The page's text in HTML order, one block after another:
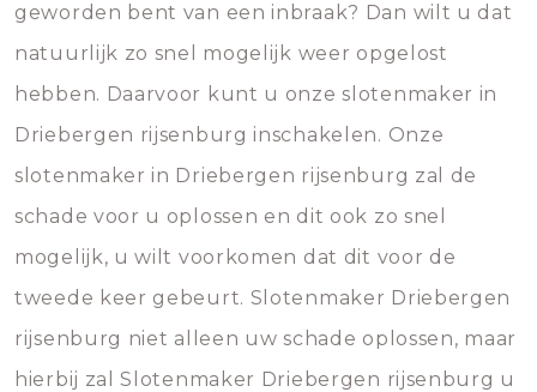
geworden bent van een inbraak? Dan wilt u dat
natuurlijk zo snel mogelijk weer opgelost
hebben. Daarvoor kunt u onze slotenmaker in
Driebergen rijsenburg inschakelen. Onze
slotenmaker in Driebergen rijsenburg zal de
schade voor u oplossen en dit ook zo snel
mogelijk, u wilt voorkomen dat dit voor de
tweede keer gebeurt. Slotenmaker Driebergen
rijsenburg niet alleen uw schade oplossen, maar
hierbij zal Slotenmaker Driebergen rijsenburg u